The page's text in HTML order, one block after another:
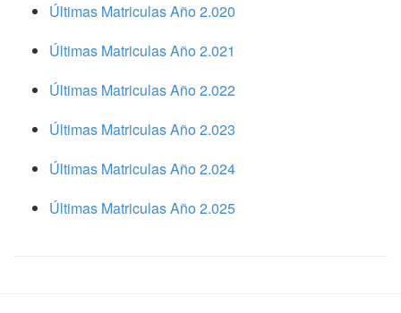
Últimas Matriculas Año 2.020
Últimas Matriculas Año 2.021
Últimas Matriculas Año 2.022
Últimas Matriculas Año 2.023
Últimas Matriculas Año 2.024
Últimas Matriculas Año 2.025